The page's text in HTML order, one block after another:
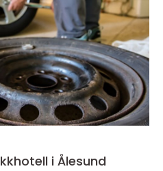
i Ålesund